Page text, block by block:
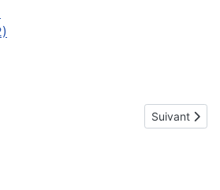
Article
Suivant